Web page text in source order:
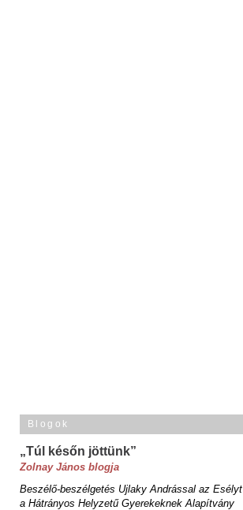
Blogok
„Túl későn jöttünk”
Zolnay János blogja
Beszélő-beszélgetés Ujlaky Andrással az Esélyt
a Hátrányos Helyzetű Gyerekeknek Alapítvány